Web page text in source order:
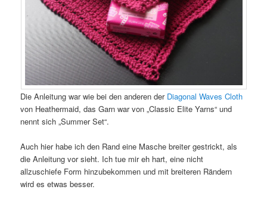
Die Anleitung war wie bei den anderen der Diagonal Waves Cloth
von Heathermaid, das Garn war von „Classic Elite Yarns“ und
nennt sich „Summer Set“.
Auch hier habe ich den Rand eine Masche breiter gestrickt, als
die Anleitung vor sieht. Ich tue mir eh hart, eine nicht
allzuschiefe Form hinzubekommen und mit breiteren Rändern
wird es etwas besser.